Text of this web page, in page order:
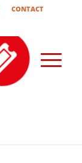
CONTACT